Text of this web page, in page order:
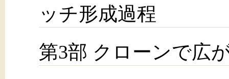
ッチ形成過程
第3部 クローンで広